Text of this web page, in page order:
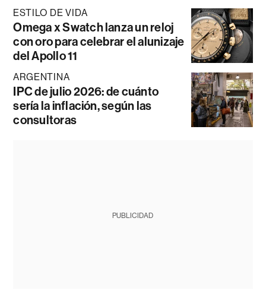
ESTILO DE VIDA
Omega x Swatch lanza un reloj
con oro para celebrar el alunizaje
del Apollo 11
ARGENTINA
IPC de julio 2026: de cuánto
sería la inflación, según las
consultoras
PUBLICIDAD